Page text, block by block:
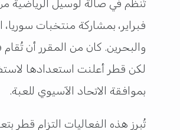
فبراير، بمشاركة منتخبات سوريا،
والبحرين. كان من المقرر أن تُقام
لكن قطر أعلنت استعدادها
بموافقة الاتحاد الآسيوي للعبة.
تُبرز هذه الفعاليات التزام قطر